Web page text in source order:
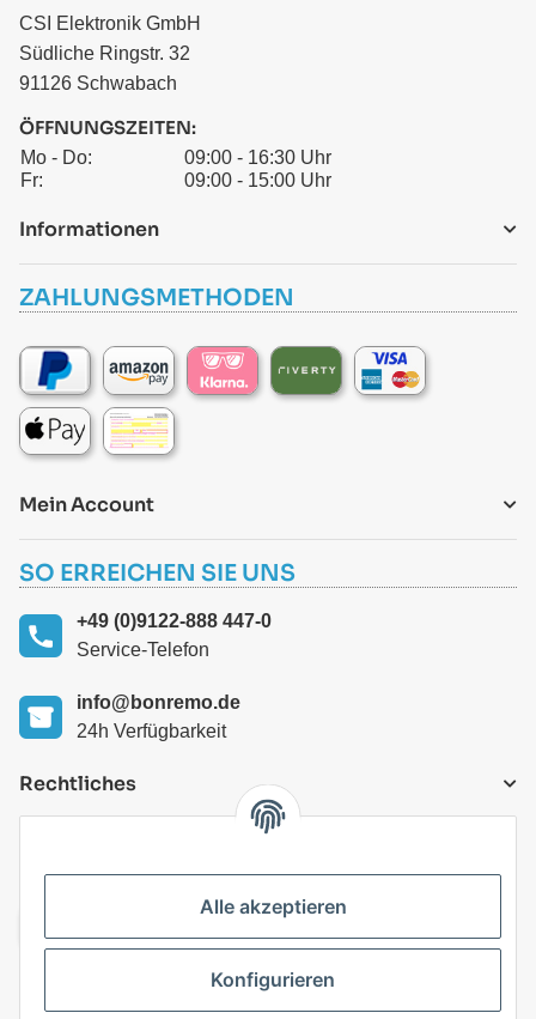
CSI Elektronik GmbH
Südliche Ringstr. 32
91126 Schwabach
ÖFFNUNGSZEITEN:
Mo - Do:
09:00 - 16:30 Uhr
Fr:
09:00 - 15:00 Uhr
Informationen
ZAHLUNGSMETHODEN
Mein Account
SO ERREICHEN SIE UNS
+49 (0)9122-888 447-0
Service-Telefon
info@bonremo.de
24h Verfügbarkeit
Rechtliches
Alle akzeptieren
Konfigurieren